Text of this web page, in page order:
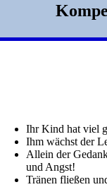
Ihr Kind hat viel
Ihm wächst der
Allein der
und Angst!
Tränen fließen